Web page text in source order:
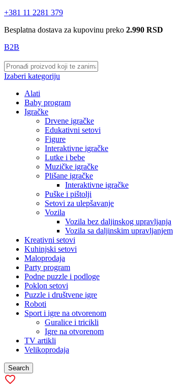
+381 11 2281 379
Besplatna dostava za kupovinu preko 2.990 RSD
B2B
Izaberi kategoriju
Alati
Baby program
Igračke
Drvene igračke
Edukativni setovi
Figure
Interaktivne igračke
Lutke i bebe
Muzičke igračke
Plišane igračke
Interaktivne igračke
Puške i pištolji
Setovi za ulepšavanje
Vozila
Vozila bez daljinskog upravljanja
Vozila sa daljinskim upravljanjem
Kreativni setovi
Kuhinjski setovi
Maloprodaja
Party program
Podne puzzle i podloge
Poklon setovi
Puzzle i društvene igre
Roboti
Sport i igre na otvorenom
Guralice i tricikli
Igre na otvorenom
TV artikli
Velikoprodaja
Search